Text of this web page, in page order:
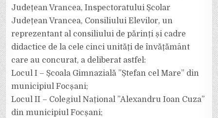
Județean Vrancea, Inspectoratului Școlar
Județean Vrancea, Consiliului Elevilor, un
reprezentant al consiliului de părinți și cadre
didactice de la cele cinci unități de învățământ
care au concurat, a deliberat astfel:
Locul I – Școala Gimnazială ”Ștefan cel Mare” din
municipiul Focșani;
Locul II – Colegiul Național ”Alexandru Ioan Cuza”
din municipiul Focșani;